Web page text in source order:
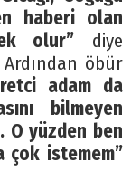
haberi olan
olur” diye
öbür
adam da
bilmeyen
O yüzden ben
çok istemem”